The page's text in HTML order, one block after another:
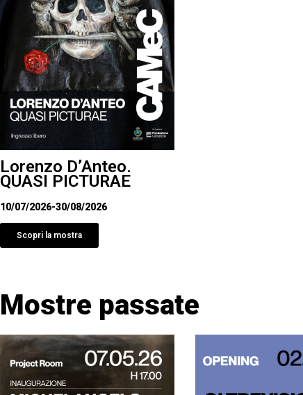
Lorenzo D’Anteo.
QUASI PICTURAE
10/07/2026-30/08/2026
Scopri la mostra
Mostre passate